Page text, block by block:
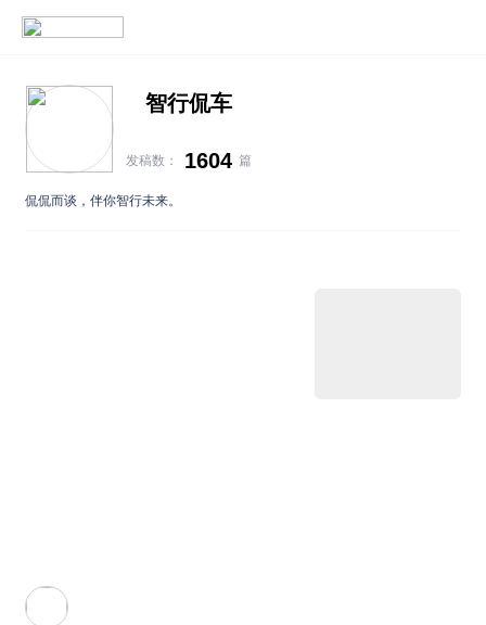
智行侃车
发稿数： 1604 篇
侃侃而谈，伴你智行未来。